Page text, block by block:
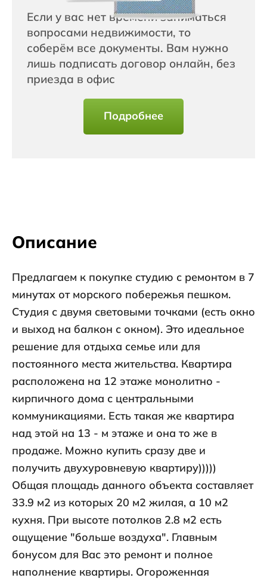
Если у вас нет времени заниматься
вопросами недвижимости, то
соберём все документы. Вам нужно
лишь подписать договор онлайн, без
приезда в офис
Подробнее
Описание
Предлагаем к покупке студию с ремонтом в 7
минутах от морского побережья пешком.
Студия с двумя световыми точками (есть окно
и выход на балкон с окном). Это идеальное
решение для отдыха семье или для
постоянного места жительства. Квартира
расположена на 12 этаже монолитно -
кирпичного дома с центральными
коммуникациями. Есть такая же квартира
над этой на 13 - м этаже и она то же в
продаже. Можно купить сразу две и
получить двухуровневую квартиру)))))
Общая площадь данного объекта составляет
33.9 м2 из которых 20 м2 жилая, а 10 м2
кухня. При высоте потолков 2.8 м2 есть
ощущение "больше воздуха". Главным
бонусом для Вас это ремонт и полное
наполнение квартиры. Огороженная